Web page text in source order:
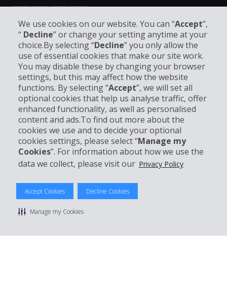
We use cookies on our website. You can “Accept”,
“ Decline” or change your setting anytime at your
choice.By selecting “Decline” you only allow the
use of essential cookies that make our site work.
You may disable these by changing your browser
settings, but this may affect how the website
functions. By selecting “Accept”, we will set all
optional cookies that help us analyse traffic, offer
enhanced functionality, as well as personalised
content and ads.To find out more about the
cookies we use and to decide your optional
cookies settings, please select “Manage my
Cookies”. For information about how we use the
data we collect, please visit our Privacy Policy
Accept Cookies Decline Cookies
Manage my Cookies
Unternehmensinformation
Partner
Kundenservice
Mieten bei Hertz
© 2026 The Hertz System, Inc.
Datenschutzrichtlinie
Sitemap Cookies verwalten